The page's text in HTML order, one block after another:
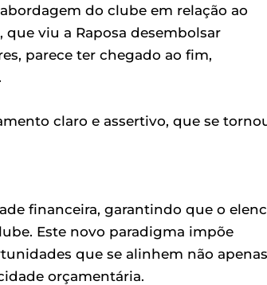
do clube em relação ao
viu a Raposa desembolsar
parece ter chegado ao fim,
claro e assertivo, que se
financeira, garantindo que o
Este novo paradigma impõe
que se alinhem não apenas
orçamentária.